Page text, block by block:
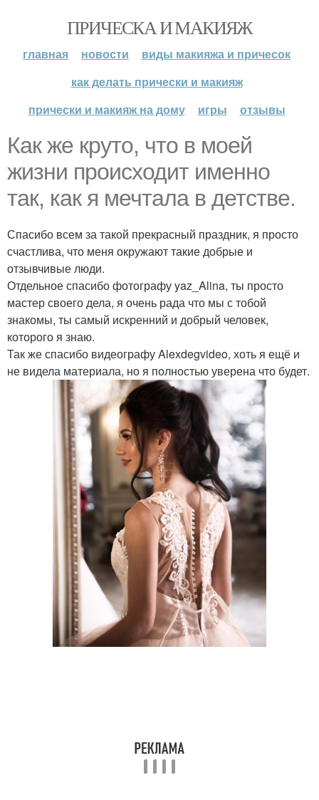
ПРИЧЕСКА И МАКИЯЖ
главная новости
виды макияжа и причесок
как делать прически и макияж
прически и макияж на дому
игры отзывы
Как же круто, что в моей
жизни происходит именно
так, как я мечтала в детстве.
Спасибо всем за такой прекрасный праздник, я просто
счастлива, что меня окружают такие добрые и
отзывчивые люди.
Отдельное спасибо фотографу yaz_Alina, ты просто
мастер своего дела, я очень рада что мы с тобой
знакомы, ты самый искренний и добрый человек,
которого я знаю.
Так же спасибо видеографу Alexdegvideo, хоть я ещё и
не видела материала, но я полностью уверена что будет.